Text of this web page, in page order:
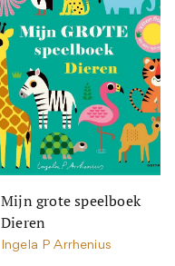
Mijn grote speelboek
Dieren
Ingela P Arrhenius